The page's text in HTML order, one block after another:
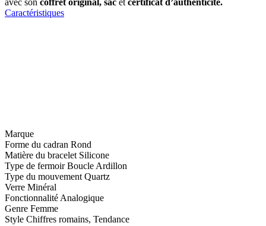
avec son coffret original, sac et certificat d’authenticité.
Caractéristiques
Marque
Forme du cadran Rond
Matière du bracelet Silicone
Type de fermoir Boucle Ardillon
Type du mouvement Quartz
Verre Minéral
Fonctionnalité Analogique
Genre Femme
Style Chiffres romains, Tendance